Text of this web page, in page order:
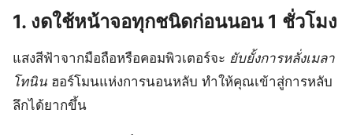
1. งดใช้หน้าจอทุกชนิดก่อนนอน 1 ชั่วโมง
แสงสีฟ้าจากมือถือหรือคอมพิวเตอร์จะ ยับยั้งการหลั่งเมลา
โทนิน ฮอร์โมนแห่งการนอนหลับ ทำให้คุณเข้าสู่การหลับ
ลึกได้ยากขึ้น